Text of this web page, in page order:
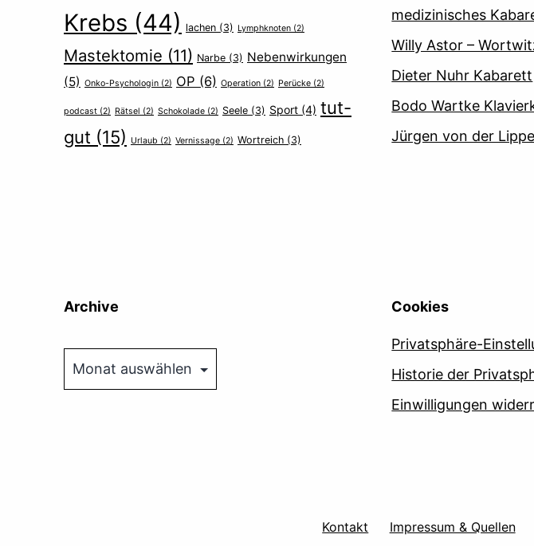
Krebs (44) lachen (3) Lymphknoten (2)
Mastektomie (11) Narbe (3) Nebenwirkungen
(5) Onko-Psychologin (2) OP (6) Operation (2) Perücke (2)
podcast (2) Rätsel (2) Schokolade (2) Seele (3) Sport (4) tut-
gut (15) Urlaub (2) Vernissage (2) Wortreich (3)
medizinisches
Willy Astor –
Dieter Nuhr Kabarett
Bodo Wartke
Jürgen von der Lippe
Archive Cookies
Privatsphäre-
Historie der
Einwilligungen
Kontakt Impressum & Quellen